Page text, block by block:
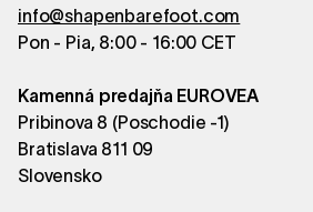
info@shapenbarefoot.com
Pon - Pia, 8:00 - 16:00 CET
Kamenná predajňa EUROVEA
Pribinova 8 (Poschodie -1)
Bratislava 811 09
Slovensko